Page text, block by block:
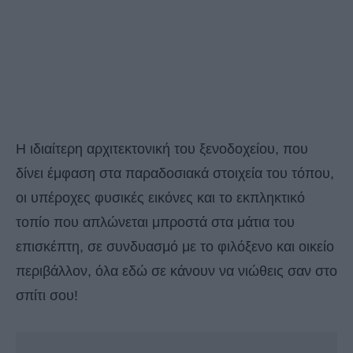
Η ιδιαίτερη αρχιτεκτονική του ξενοδοχείου, που
δίνει έμφαση στα παραδοσιακά στοιχεία του τόπου,
οι υπέροχες φυσικές εικόνες και το εκπληκτικό
τοπίο που απλώνεται μπροστά στα μάτια του
επισκέπτη, σε συνδυασμό με το φιλόξενο και οικείο
περιβάλλον, όλα εδώ σε κάνουν να νιώθεις σαν στο
σπίτι σου!